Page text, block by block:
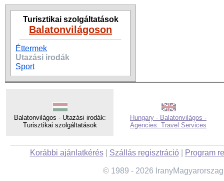
Turisztikai szolgáltatások
Balatonvilágoson
Éttermek
Utazási irodák
Sport
Balatonvilágos - Utazási irodák:
Turisztikai szolgáltatások
Hungary - Balatonvilágos -
Agencies: Travel Services
Korábbi ajánlatkérés| Szállás regisztráció| Program
© 1989 - 2026